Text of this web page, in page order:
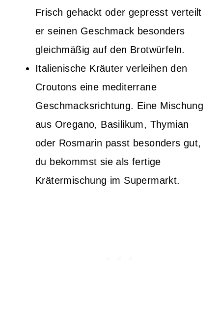
Frisch gehackt oder gepresst verteilt
er seinen Geschmack besonders
gleichmäßig auf den Brotwürfeln.
Italienische Kräuter verleihen den
Croutons eine mediterrane
Geschmacksrichtung. Eine Mischung
aus Oregano, Basilikum, Thymian
oder Rosmarin passt besonders gut,
du bekommst sie als fertige
Krätermischung im Supermarkt.